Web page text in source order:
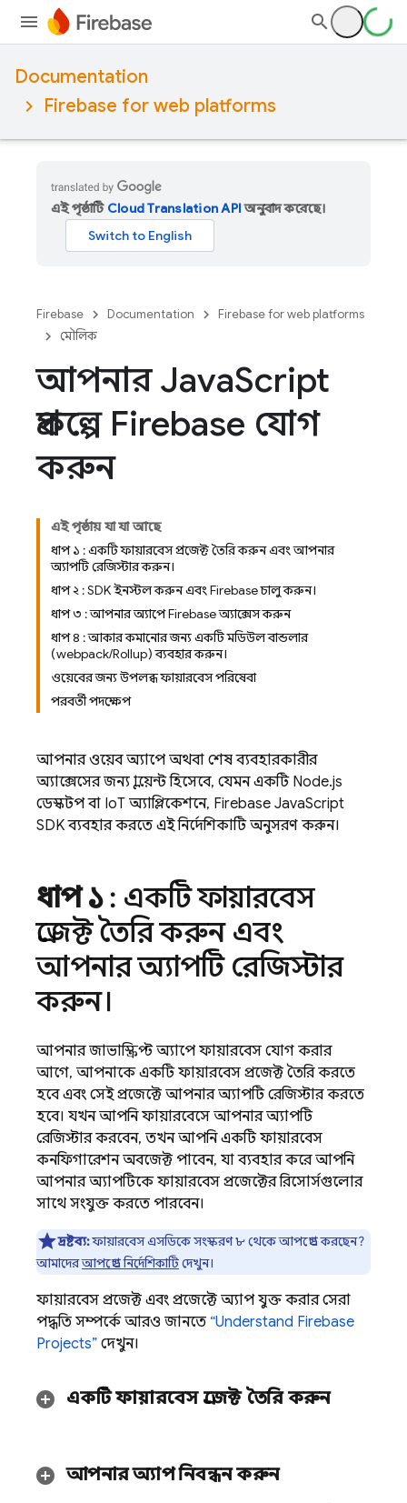
Documentation
Firebase for web platforms
এই পৃষ্ঠাটি Cloud Translation APIঅনুবাদ করেছে।
Firebase Documentation
Firebase for web platforms
মৌলিক
আপনার JavaScript
প্রকল্পে Firebase যোগ
করুন
এই পৃষ্ঠায় যা যা আছে
ধাপ ১ : একটি ফায়ারবেস প্রজেক্ট তৈরি করুন এবং আপনার
অ্যাপটি রেজিস্টার করুন।
ধাপ ২ : SDK ইনস্টল করুন এবং Firebase চালু করুন।
ধাপ ৩ : আপনার অ্যাপে Firebase অ্যাক্সেস করুন
ধাপ ৪ : আকার কমানোর জন্য একটি মডিউল বান্ডলার
(webpack/Rollup) ব্যবহার করুন।
ওয়েবের জন্য উপলব্ধ ফায়ারবেস পরিষেবা
পরবর্তী পদক্ষেপ
আপনার ওয়েব অ্যাপে অথবা শেষ ব্যবহারকারীর
অ্যাক্সেসের জন্য ক্লায়েন্ট হিসেবে, যেমন একটি Node.js
ডেস্কটপ বা IoT অ্যাপ্লিকেশনে, Firebase JavaScript
SDK ব্যবহার করতে এই নির্দেশিকাটি অনুসরণ করুন।
ধাপ ১: একটি ফায়ারবেস
প্রজেক্ট তৈরি করুন এবং
আপনার অ্যাপটি রেজিস্টার
করুন।
আপনার জাভাস্ক্রিপ্ট অ্যাপে ফায়ারবেস যোগ করার
আগে, আপনাকে একটি ফায়ারবেস প্রজেক্ট তৈরি করতে
হবে এবং সেই প্রজেক্টে আপনার অ্যাপটি রেজিস্টার করতে
হবে। যখন আপনি ফায়ারবেসে আপনার অ্যাপটি
রেজিস্টার করবেন, তখন আপনি একটি ফায়ারবেস
কনফিগারেশন অবজেক্ট পাবেন, যা ব্যবহার করে আপনি
আপনার অ্যাপটিকে ফায়ারবেস প্রজেক্টের রিসোর্সগুলোর
সাথে সংযুক্ত করতে পারবেন।
দ্রষ্টব্য:ফায়ারবেস এসডিকে সংস্করণ ৮ থেকে আপগ্রেড করছেন?
আমাদেরআপগ্রেড নির্দেশিকাটিদেখুন।
ফায়ারবেস প্রজেক্ট এবং প্রজেক্টে অ্যাপ যুক্ত করার সেরা
পদ্ধতি সম্পর্কে আরও জানতে “Understand Firebase
Projects” দেখুন।
একটি ফায়ারবেস প্রজেক্ট তৈরি করুন
আপনার অ্যাপ নিবন্ধন করুন